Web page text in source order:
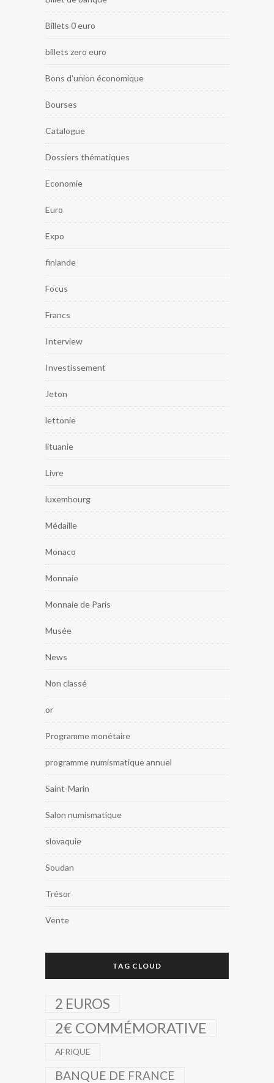
Billets 0 euro
billets zero euro
Bons d'union économique
Bourses
Catalogue
Dossiers thématiques
Economie
Euro
Expo
finlande
Focus
Francs
Interview
Investissement
Jeton
lettonie
lituanie
Livre
luxembourg
Médaille
Monaco
Monnaie
Monnaie de Paris
Musée
News
Non classé
or
Programme monétaire
programme numismatique annuel
Saint-Marin
Salon numismatique
slovaquie
Soudan
Trésor
Vente
TAG CLOUD
2 EUROS
2€ COMMÉMORATIVE
AFRIQUE
BANQUE DE FRANCE